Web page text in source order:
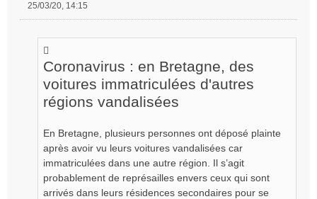
25/03/20, 14:15
Coronavirus : en Bretagne, des
voitures immatriculées d'autres
régions vandalisées
En Bretagne, plusieurs personnes ont déposé plainte
après avoir vu leurs voitures vandalisées car
immatriculées dans une autre région. Il s’agit
probablement de représailles envers ceux qui sont
arrivés dans leurs résidences secondaires pour se